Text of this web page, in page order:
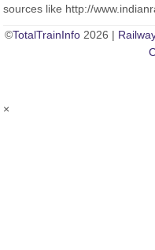
sources like http://
©TotalTrainInfo 2026 |
×